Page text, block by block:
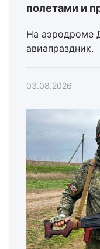
полетами и
На аэродроме
авиапраздник.
03.08.2026